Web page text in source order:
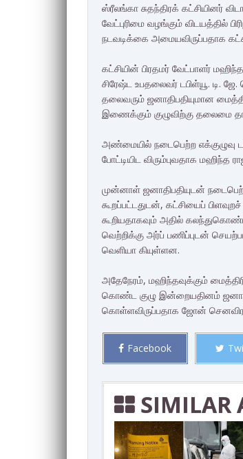
ஸ்ரீலங்கா சுதந்திரக் கட்சியினர்
வேட்புரிமை வழங்கும் விடயத்தில்
நடவடிக்கை அமையவிருப்பதாக
கட்சியின் பிரதமர் வேட்பாளர்
சிரேஷ்ட உபதலைவர் டபிள்யூ. டி.
தலைவரும் ஜனாதிபதியுமான
இணைக்கும் குழுவிற்கு தலைமை
அண்மையில் நடைபெற்ற எக்குழுவு
போட்டியிட விரும்புவதாக மஹிந்த
முன்னாள் ஜனாதிபதியுடன்
கூறப்பட்டதுடன், கட்சியைப்
கூறியதாகவும் அதில்
வெற்றிக்கு அர்ப் பணிப்புடன்
வெளியா கியுள்ளன.
அதேநேரம், மஹிந்தவுக்கும்
கொண்ட குழு இன்றையதினம்
கொள்ளவிருப்பதாக ஜோன்
Facebook
SIMILAR